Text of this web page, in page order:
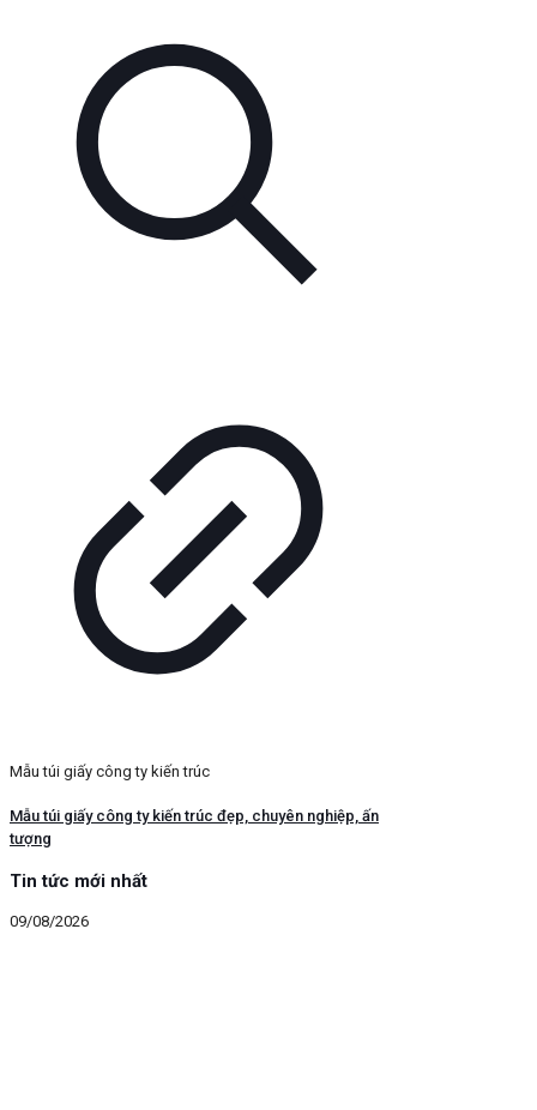
Mẫu túi giấy công ty kiến trúc
Mẫu túi giấy công ty kiến trúc đẹp, chuyên nghiệp, ấn
tượng
Tin tức mới nhất
09/08/2026